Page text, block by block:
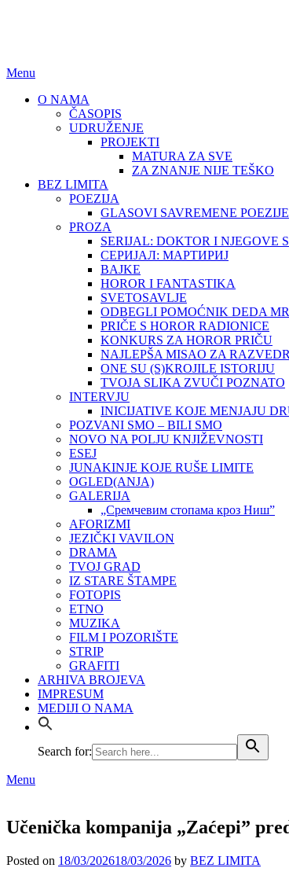
Menu
O NAMA
ČASOPIS
UDRUŽENJE
PROJEKTI
MATURA ZA SVE
ZA ZNANJE NIJE TEŠKO
BEZ LIMITA
POEZIJA
GLASOVI SAVREMENE POEZIJE
PROZA
SERIJAL: DOKTOR I NJEGOVE
СЕРИЈАЛ: МАРТИРИЈ
BAJKE
HOROR I FANTASTIKA
SVETOSAVLJE
ODBEGLI POMOĆNIK DEDA
PRIČE S HOROR RADIONICE
KONKURS ZA HOROR PRIČU
NAJLEPŠA MISAO ZA
ONE SU (S)KROJILE ISTORIJU
TVOJA SLIKA ZVUČI POZNATO
INTERVJU
INICIJATIVE KOJE MENJAJU
POZVANI SMO – BILI SMO
NOVO NA POLJU KNJIŽEVNOSTI
ESEJ
JUNAKINJE KOJE RUŠE LIMITE
OGLED(ANJA)
GALERIJA
„Сремчевим стопама кроз Ниш”
AFORIZMI
JEZIČKI VAVILON
DRAMA
TVOJ GRAD
IZ STARE ŠTAMPE
FOTOPIS
ETNO
MUZIKA
FILM I POZORIŠTE
STRIP
GRAFITI
ARHIVA BROJEVA
IMPRESUM
MEDIJI O NAMA
Search for:
Menu
Učenička kompanija „Zaćepi”
Posted on 18/03/202618/03/2026 by BEZ LIMITA